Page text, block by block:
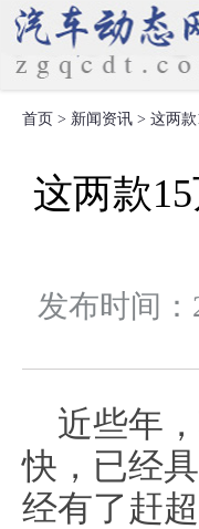
首页 > 新闻资讯 > 这两
这两款
发布时间
近些年
快，已经
经有了赶